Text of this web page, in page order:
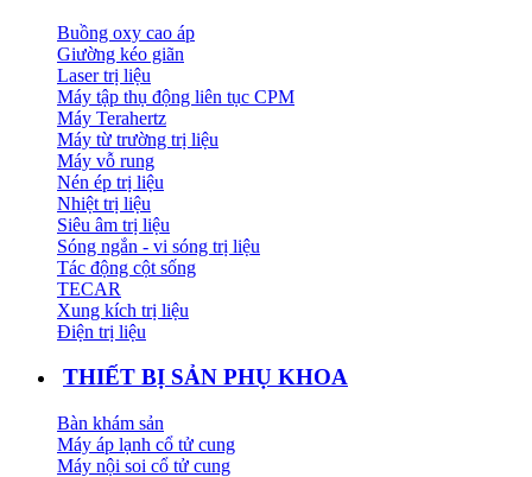
Buồng oxy cao áp
Giường kéo giãn
Laser trị liệu
Máy tập thụ động liên tục CPM
Máy Terahertz
Máy từ trường trị liệu
Máy vỗ rung
Nén ép trị liệu
Nhiệt trị liệu
Siêu âm trị liệu
Sóng ngắn - vi sóng trị liệu
Tác động cột sống
TECAR
Xung kích trị liệu
Điện trị liệu
THIẾT BỊ SẢN PHỤ KHOA
Bàn khám sản
Máy áp lạnh cổ tử cung
Máy nội soi cổ tử cung